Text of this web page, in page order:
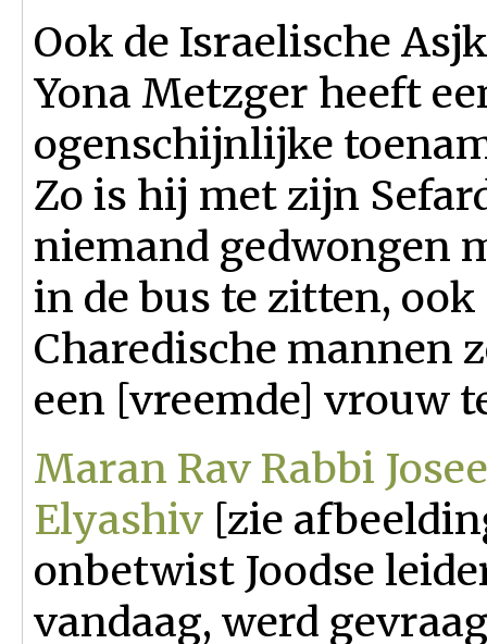
Ook de Israelische
Yona Metzger heeft
ogenschijnlijke
Zo is hij met zijn
niemand gedwongen
in de bus te zitten,
Charedische mannen
een [vreemde] vrouw
Maran Rav Rabbi
Elyashiv [zie
onbetwist Joodse
vandaag, werd